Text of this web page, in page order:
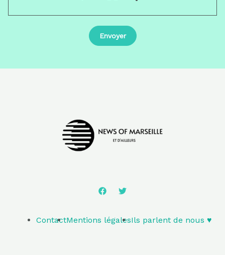
ContactMentions légalesIls parlent de nous ♥️